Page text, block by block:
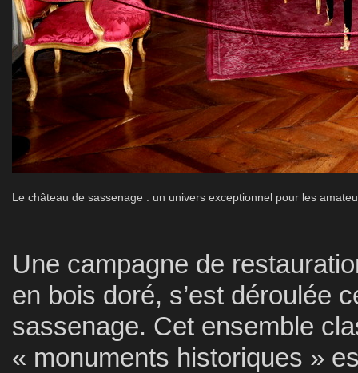
Le château de sassenage : un univers exceptionnel pour les
Une campagne de
en bois doré, s’est déroulée
sassenage. Cet ensemble
« monuments historiques »